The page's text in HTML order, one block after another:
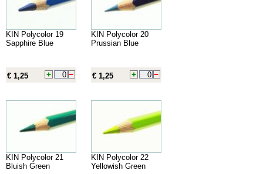
KIN Polycolor 19
Sapphire Blue
€ 1,25
KIN Polycolor 20
Prussian Blue
€ 1,25
KIN Polycolor 21
Bluish Green
KIN Polycolor 22
Yellowish Green